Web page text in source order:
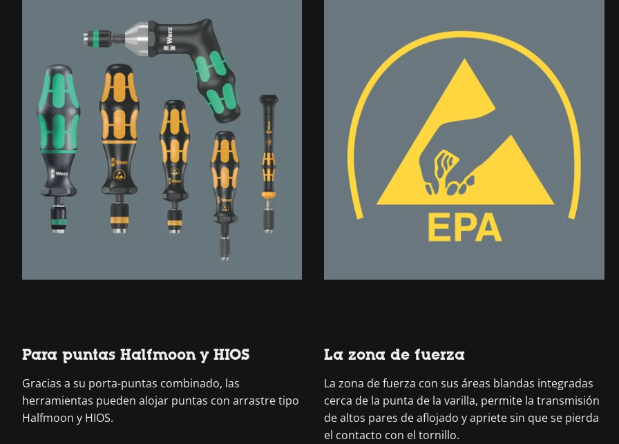
Para puntas Halfmoon y HIOS
Gracias a su porta-puntas combinado, las
herramientas pueden alojar puntas con arrastre tipo
Halfmoon y HIOS.
La zona de fuerza
La zona de fuerza con sus áreas blandas integradas
cerca de la punta de la varilla, permite la transmisión
de altos pares de aflojado y apriete sin que se pierda
el contacto con el tornillo.